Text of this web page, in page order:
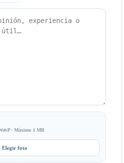
· Máximo 1 MB
Elegir foto